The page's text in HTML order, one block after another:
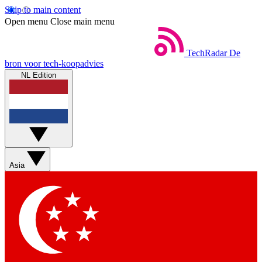
Skip to main content
Open menu Close main menu
TechRadar De
bron voor tech-koopadvies
NL Edition
Asia